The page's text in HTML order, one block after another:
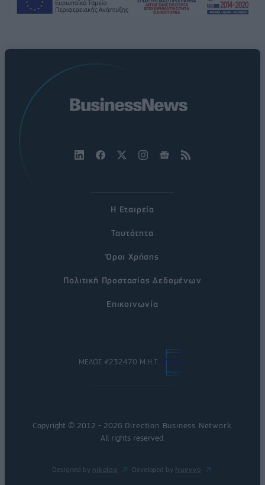
Η Εταιρεία
Ταυτότητα
Όροι Χρήσης
Πολιτική Προστασίας Δεδομένων
Επικοινωνία
ΜΕΛΟΣ #232470 Μ.Η.Τ.
Copyright © 2012 - 2026 Direction Business Network
All rights reserved.
Designed by nikolas Developed by Nuevvo